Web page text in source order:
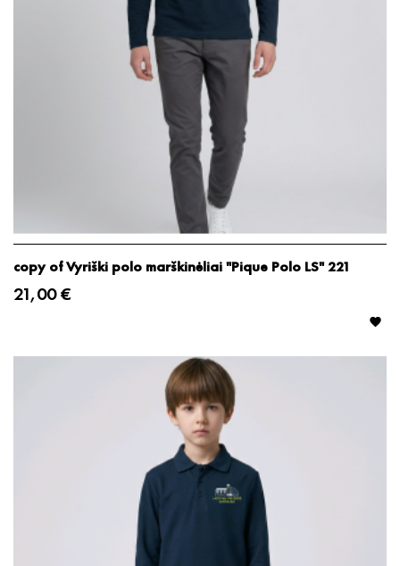
copy of Vyriški polo marškinėliai "Pique Polo LS" 221
21,00 €
